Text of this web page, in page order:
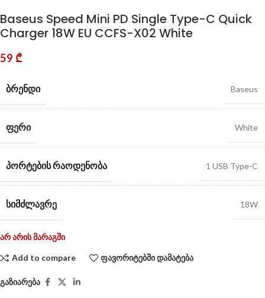
Baseus Speed Mini PD Single Type-C Quick
Charger 18W EU CCFS-X02 White
59 ₾
ᲑᲠᲔᲜᲓᲘ Baseus
ᲤᲔᲠᲘ White
ᲞᲝᲠᲢᲔᲑᲘᲡ ᲠᲐᲝᲓᲔᲜᲝᲑᲐ 1 USB Type-C
ᲡᲘᲛᲫᲚᲐᲕᲠᲔ 18W
არ არის მარაგში
Add to compare ფავორიტებში დამატება
გაზიარება